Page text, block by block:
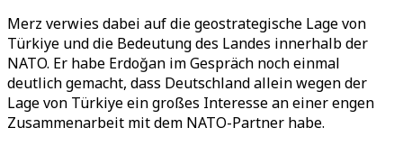
Merz verwies dabei auf die geostrategische Lage von
Türkiye und die Bedeutung des Landes innerhalb der
NATO. Er habe Erdoğan im Gespräch noch einmal
deutlich gemacht, dass Deutschland allein wegen der
Lage von Türkiye ein großes Interesse an einer engen
Zusammenarbeit mit dem NATO-Partner habe.